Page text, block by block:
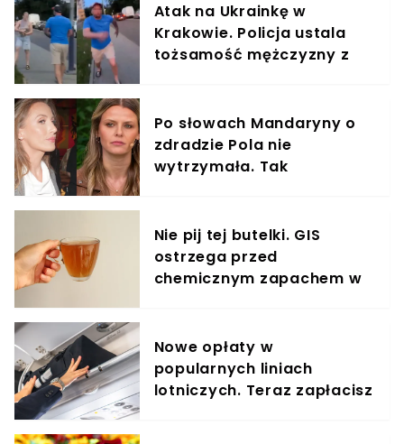
Atak na Ukrainkę w
Krakowie. Policja ustala
tożsamość mężczyzny z
Po słowach Mandaryny o
zdradzie Pola nie
wytrzymała. Tak
Nie pij tej butelki. GIS
ostrzega przed
chemicznym zapachem w
Nowe opłaty w
popularnych liniach
lotniczych. Teraz zapłacisz